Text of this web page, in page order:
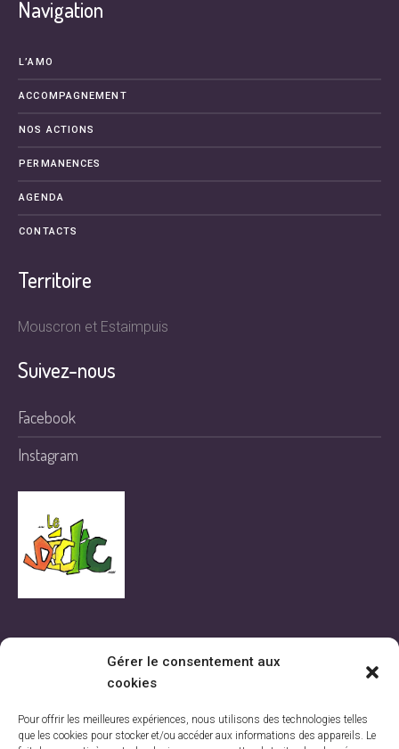
Gérer le consentement aux
cookies
Pour offrir les meilleures expériences, nous utilisons des technologies telles
que les cookies pour stocker et/ou accéder aux informations des appareils. Le
Navigation
L’AMO
ACCOMPAGNEMENT
NOS ACTIONS
PERMANENCES
AGENDA
CONTACTS
Territoire
Mouscron et Estaimpuis
Suivez-nous
Facebook
Instagram
Tel: 056/84.04.64
GSM : 0470/62.24.38
amo.ledeclic@skynet.be